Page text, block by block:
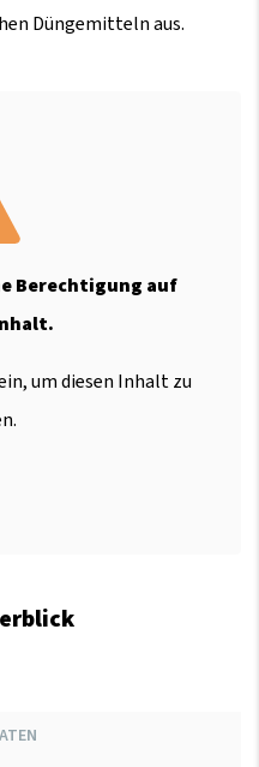
Düngemitteln aus.
Berechtigung auf
um diesen Inhalt zu